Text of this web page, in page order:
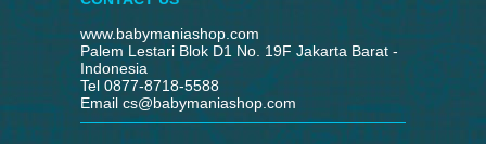
www.babymaniashop.com
Palem Lestari Blok D1 No. 19F Jakarta Barat -
Indonesia
Tel 0877-8718-5588
Email cs@babymaniashop.com